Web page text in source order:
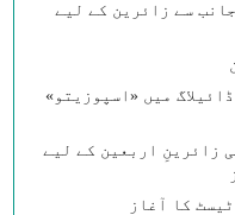
سے زائرین کے لیے
میں «اسپوزیتو»
زائرینِ اربعین کے لیے
کا آغاز